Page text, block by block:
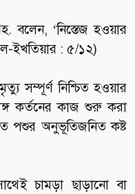
বলেন, ‘নিস্তেজ হওয়ার
ইখতিয়ার : ৫/১২)
সম্পূর্ণ নিশ্চিত হওয়ার
কর্তনের কাজ শুরু করা
পশুর অনুভূতিজনিত কষ্ট
চামড়া ছাড়ানো বা